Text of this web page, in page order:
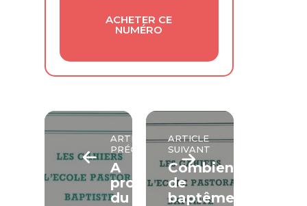
ACHETER CE
NUMÉRO
ARTICLE
PRÉCÉDENT
A
propos
du
ARTICLE
SUIVANT
Combien
de
baptêmes